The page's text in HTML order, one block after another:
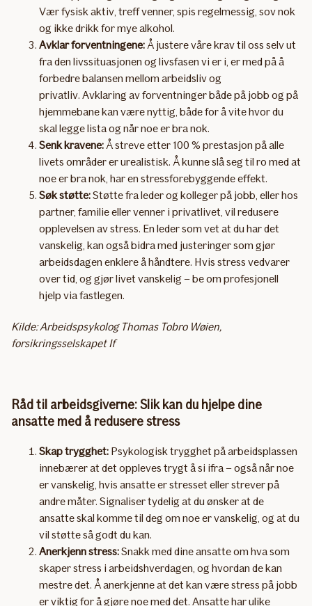
Vær fysisk aktiv, treff venner, spis regelmessig, sov nok
og ikke drikk for mye alkohol.
Avklar forventningene:Å justere våre krav til oss selv ut
fra den livssituasjonen og livsfasen vi er i, er med på å
forbedre balansen mellom arbeidsliv og
privatliv. Avklaring av forventninger både på jobb og på
hjemmebane kan være nyttig, både for å vite hvor du
skal legge lista og når noe er bra nok.
Senk kravene:Å streve etter 100 % prestasjon på alle
livets områder er urealistisk. Å kunne slå seg til ro med at
noe er bra nok, har en stressforebyggende effekt.
Søk støtte:Støtte fra leder og kolleger på jobb, eller hos
partner, familie eller venner i privatlivet, vil redusere
opplevelsen av stress. En leder som vet at du har det
vanskelig, kan også bidra med justeringer som gjør
arbeidsdagen enklere å håndtere. Hvis stress vedvarer
over tid, og gjør livet vanskelig – be om profesjonell
hjelp via fastlegen.
Kilde: Arbeidspsykolog Thomas Tobro Wøien,
forsikringsselskapet If
Råd til arbeidsgiverne: Slik kan du hjelpe dine
ansatte med å redusere stress
Skap trygghet: Psykologisk trygghet på arbeidsplassen
innebærer at det oppleves trygt å si ifra – også når noe
er vanskelig, hvis ansatte er stresset eller strever på
andre måter. Signaliser tydelig at du ønsker at de
ansatte skal komme til deg om noe er vanskelig, og at du
vil støtte så godt du kan.
Anerkjenn stress:Snakk med dine ansatte om hva som
skaper stress i arbeidshverdagen, og hvordan de kan
mestre det. Å anerkjenne at det kan være stress på jobb
er viktig for å gjøre noe med det. Ansatte har ulike